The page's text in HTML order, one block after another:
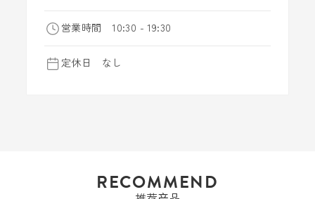
営業時間 10:30 - 19:30
定休日 なし
RECOMMEND